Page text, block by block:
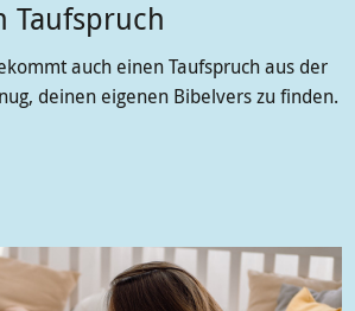
Taufspruch
auch einen Taufspruch aus der
deinen eigenen Bibelvers zu finden.